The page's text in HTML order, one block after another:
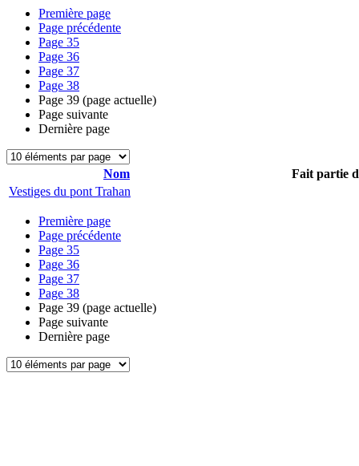
Première page
Page précédente
Page 35
Page 36
Page 37
Page 38
Page 39 (page actuelle)
Page suivante
Dernière page
Nom
Fait partie
Vestiges du pont Trahan
Première page
Page précédente
Page 35
Page 36
Page 37
Page 38
Page 39 (page actuelle)
Page suivante
Dernière page